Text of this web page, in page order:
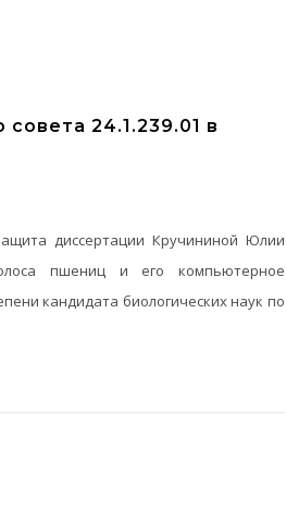
24.1.239.01 в
диссертации Кручининой Юлии
пшениц и его компьютерное
кандидата биологических наук по